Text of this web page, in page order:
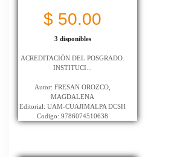
$ 50.00
3 disponibles
ACREDITACIÓN DEL POSGRADO.
INSTITUCI...
Autor: FRESAN OROZCO,
MAGDALENA
Editorial: UAM-CUAJIMALPA DCSH
Codigo: 9786074510638